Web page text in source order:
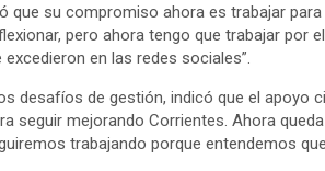
que su compromiso ahora es trabajar
pero ahora tengo que trabajar por
en las redes sociales”.
desafíos de gestión, indicó que el apoyo
seguir mejorando Corrientes. Ahora
trabajando porque entendemos